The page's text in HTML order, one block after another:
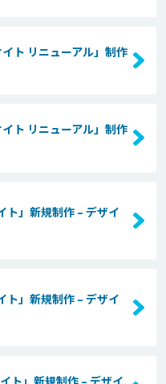
ト リニューアル」制作
イト リニューアル」制作
ト」新規制作 – デザイ
ト」新規制作 – デザイ
ト」新規制作 – デザイ